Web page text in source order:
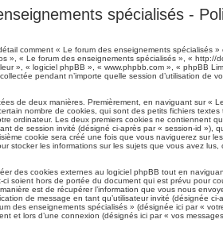
spécialisés -
comment « Le forum des enseignements spécialisés
», « Le forum des enseignements spécialisés », « http://
», « logiciel phpBB », « www.phpbb.com », « phpBB
pendant n’importe quelle session d’utilisation de
de deux manières. Premièrement, en naviguant sur «
nombre de cookies, qui sont des petits fichiers
ordinateur. Les deux premiers cookies ne contiennent
de session invité (désigné ci-après par « session-id »),
cookie sera créé une fois que vous naviguerez sur
stocker les informations sur les sujets que vous avez
des cookies externes au logiciel phpBB tout en
soient hors de portée du document qui est prévu pour
est de récupérer l’information que vous nous
de message en tant qu’utilisateur invité (désignée
des enseignements spécialisés » (désignée ici par «
et lors d’une connexion (désignés ici par « vos